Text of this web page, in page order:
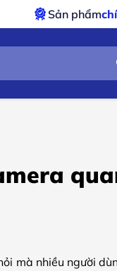
hãng – xuất VAT
mà nhiều người